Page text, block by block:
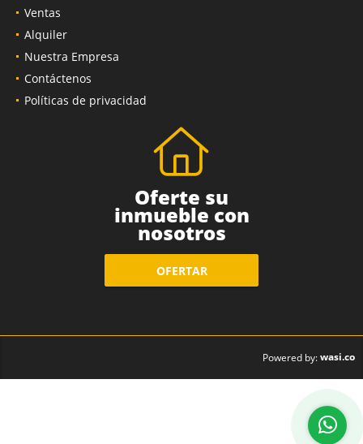
Ventas
Alquiler
Nuestra Empresa
Contáctenos
Políticas de privacidad
Oferte su
inmueble con
nosotros
OFERTAR
Powered by:wasi.co